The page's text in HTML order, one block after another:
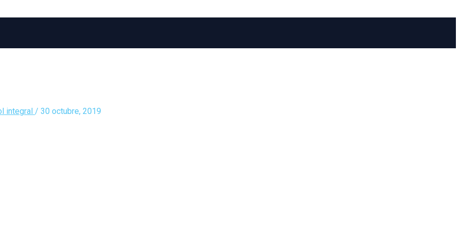
integral / 30 octubre, 2019